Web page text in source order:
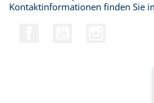
Kontaktinformationen finden Sie